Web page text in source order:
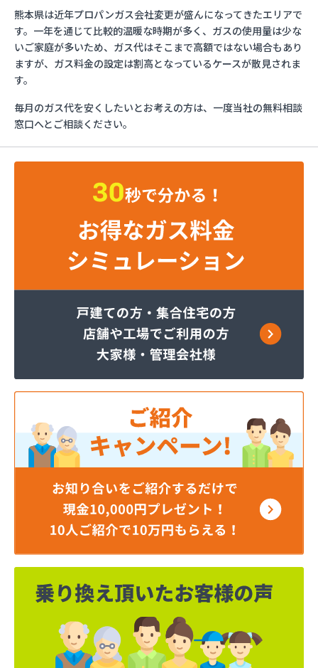
くまさんガス産業株式会社
こめやプロパン
さかいや
サンエス設備機器株式会社
ライフガス山口
リボンガス株式会社
愛和
井上商店
株式会社Misumi
株式会社アイティーエス
株式会社アイティーエス 南支店
株式会社イデックスガス 熊本中央営業所
株式会社ウエハラ
株式会社エコア 八代営業所
株式会社エコア 北部充填所
株式会社シバタ 熊本営業所
株式会社ジャパンクラフト
株式会社ダイイチライフ
株式会社タイプロ
株式会社タキガワ
株式会社ツバメ商会
株式会社フジイエネルギー
株式会社ホームエネルギー南九州
株式会社ホームエネルギー南九州
株式会社ミスミ 八代支店
株式会社ミスミ 八代事業所
株式会社ライフサポート九州 LPガス課
株式会社丸仙商会
熊本県は近年プロパンガス会社変更が盛んになってきたエリアで
す。一年を通じて比較的温暖な時期が多く、ガスの使用量は少な
いご家庭が多いため、ガス代はそこまで高額ではない場合もあり
ますが、ガス料金の設定は割高となっているケースが散見されま
す。
毎月のガス代を安くしたいとお考えの方は、一度当社の無料相談
窓口へとご相談ください。